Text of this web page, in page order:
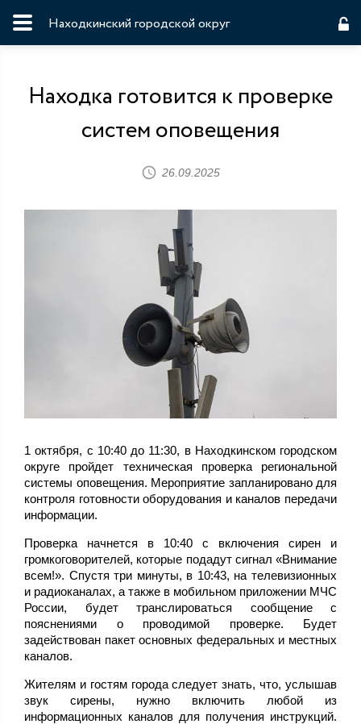
Находкинский городской округ
Находка готовится к проверке
систем оповещения
26.09.2025
1 октября, с 10:40 до 11:30, в Находкинском городском
округе пройдет техническая проверка региональной
системы оповещения. Мероприятие запланировано для
контроля готовности оборудования и каналов передачи
информации.
Проверка начнется в 10:40 с включения сирен и
громкоговорителей, которые подадут сигнал «Внимание
всем!». Спустя три минуты, в 10:43, на телевизионных
и радиоканалах, а также в мобильном приложении МЧС
России, будет транслироваться сообщение с
пояснениями о проводимой проверке. Будет
задействован пакет основных федеральных и местных
каналов.
Жителям и гостям города следует знать, что, услышав
звук сирены, нужно включить любой из
информационных каналов для получения инструкций.